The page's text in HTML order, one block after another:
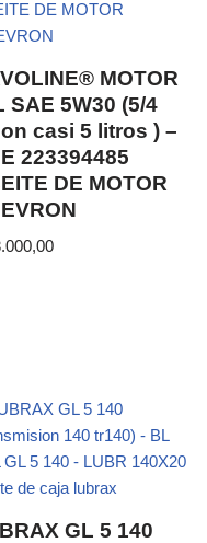
MOTOR
SAE 5W30 (5/4
casi 5 litros ) –
223394485
DE MOTOR
GL 5 140